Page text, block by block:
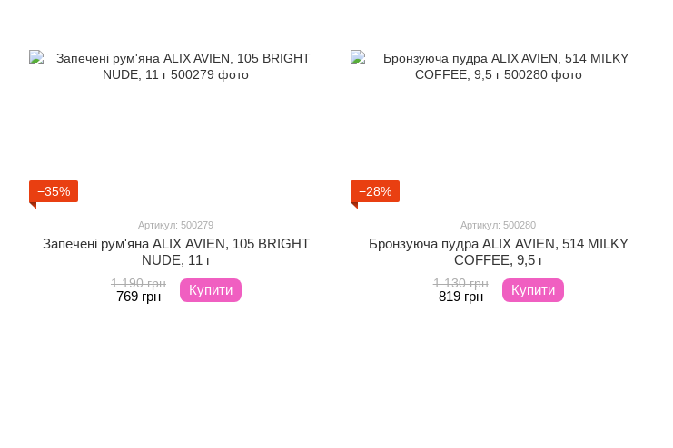
−35%
Артикул: 500279
Запечені рум'яна ALIX AVIEN, 105 BRIGHT
NUDE, 11 г
1 190 грн
769 грн Купити
−28%
Артикул: 500280
Бронзуюча пудра ALIX AVIEN, 514 MILKY
COFFEE, 9,5 г
1 130 грн
819 грн Купити